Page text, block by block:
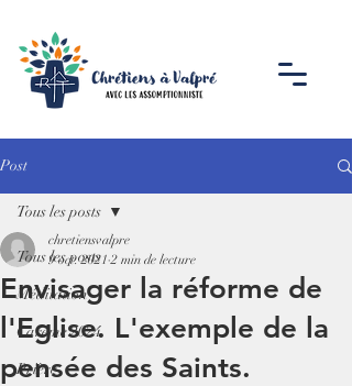
Post
Tous les posts
Méditation
Carême 2024
Prière
Tous les posts
Envisager la réforme de
l'Eglise. L'exemple de la
pensée des Saints.
chretiensvalpre
9 oct. 2021 2 min de lecture